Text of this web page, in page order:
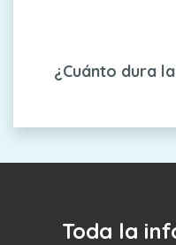
¿Cuánto dura
Toda la